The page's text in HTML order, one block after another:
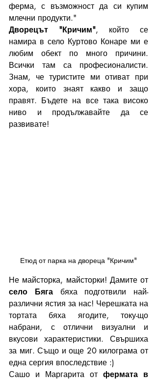
ферма, с възможност да си купим
млечни продукти."
Дворецът "Кричим", който се
намира в село Куртово Конаре ми е
любим обект по много причини.
Всички там са професионалисти.
Знам, че туристите ми отиват при
хора, които знаят какво и защо
правят. Бъдете на все така високо
ниво и продължавайте да се
развивате!
Етюд от парка на двореца "Кричим"
село Бяга бяха подготвили най-
различни ястия за нас! Черешката на
тортата бяха ягодите, току-що
набрани, с отлични визуални и
вкусови характеристики. Свършиха
за миг. Също и още 20 килограма от
една сергия впоследствие :)
Сашо и Маргарита от фермата в